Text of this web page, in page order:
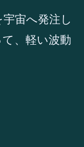
宙へ発注し
、軽い波動